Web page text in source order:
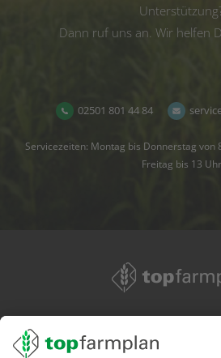
Dann ruf uns an. Wir helfen
02501 801 44 84
Servicezeiten: Montag bis Donnerstag von
Freitag bis 13 Uhr